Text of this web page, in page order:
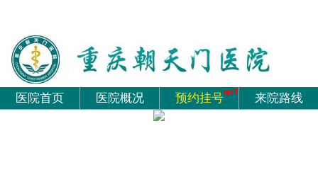
医院首页 医院概况 预约挂号 来院路线